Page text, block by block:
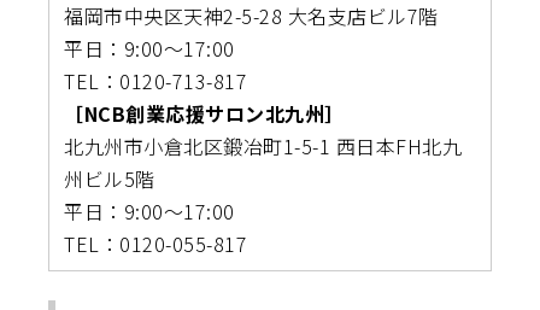
福岡市中央区天神2-5-28 大名支店ビル7階
平日：9:00～17:00
TEL：0120-713-817
［NCB創業応援サロン北九州］
北九州市小倉北区鍛冶町1-5-1 西日本FH北九
州ビル5階
平日：9:00～17:00
TEL：0120-055-817